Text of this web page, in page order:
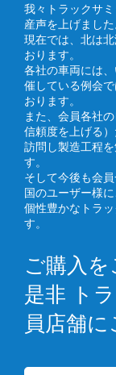
我々トラックサ
産声を上げました
現在では、北は
おります。
各社の車両には
催している例会
おります。
また、会員各社
信頼度を上げる
訪問し製造工程
す。
そして今後も会
国のユーザー様に
個性豊かなトラ
す。
ご購入
是非 ト
員店舗に